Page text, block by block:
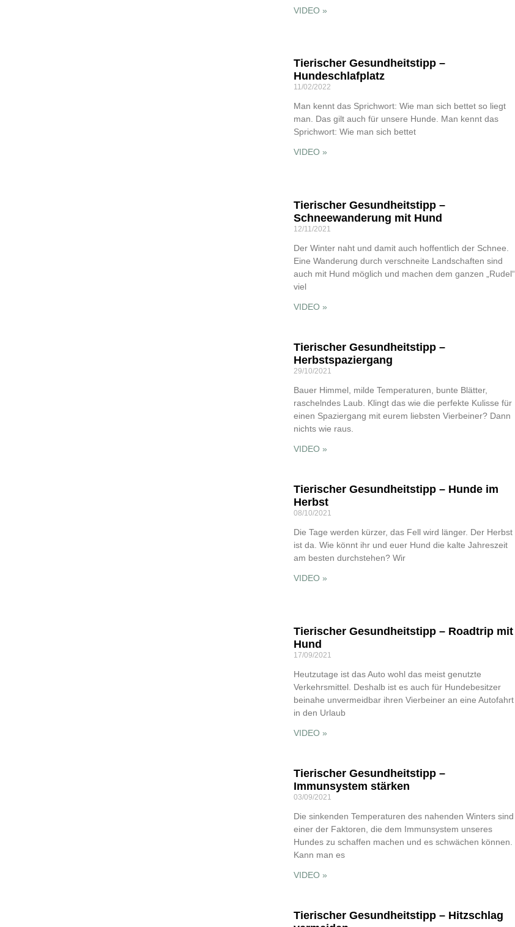
VIDEO »
Tierischer Gesundheitstipp –
Hundeschlafplatz
11/02/2022
Man kennt das Sprichwort: Wie man sich bettet so liegt
man. Das gilt auch für unsere Hunde. Man kennt das
Sprichwort: Wie man sich bettet
VIDEO »
Tierischer Gesundheitstipp –
Schneewanderung mit Hund
12/11/2021
Der Winter naht und damit auch hoffentlich der Schnee.
Eine Wanderung durch verschneite Landschaften sind
auch mit Hund möglich und machen dem ganzen „Rudel“
viel
VIDEO »
Tierischer Gesundheitstipp –
Herbstspaziergang
29/10/2021
Bauer Himmel, milde Temperaturen, bunte Blätter,
raschelndes Laub. Klingt das wie die perfekte Kulisse für
einen Spaziergang mit eurem liebsten Vierbeiner? Dann
nichts wie raus.
VIDEO »
Tierischer Gesundheitstipp – Hunde im
Herbst
08/10/2021
Die Tage werden kürzer, das Fell wird länger. Der Herbst
ist da. Wie könnt ihr und euer Hund die kalte Jahreszeit
am besten durchstehen? Wir
VIDEO »
Tierischer Gesundheitstipp – Roadtrip mit
Hund
17/09/2021
Heutzutage ist das Auto wohl das meist genutzte
Verkehrsmittel. Deshalb ist es auch für Hundebesitzer
beinahe unvermeidbar ihren Vierbeiner an eine Autofahrt
in den Urlaub
VIDEO »
Tierischer Gesundheitstipp –
Immunsystem stärken
03/09/2021
Die sinkenden Temperaturen des nahenden Winters sind
einer der Faktoren, die dem Immunsystem unseres
Hundes zu schaffen machen und es schwächen können.
Kann man es
VIDEO »
Tierischer Gesundheitstipp – Hitzschlag